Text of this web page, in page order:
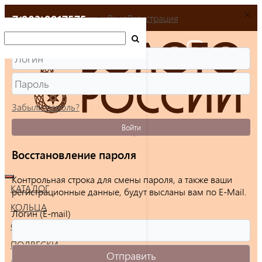
+7(903)9917575
КАТАЛОГ
КОЛЬЦА
СЕРЬГИ
ПОДВЕСКИ
ВходРегистрация
Забыли пароль?
Войти
Восстановление пароля
Контрольная строка для смены пароля, а также ваши
регистрационные данные, будут высланы вам по E-Mail.
Логин (E-mail)